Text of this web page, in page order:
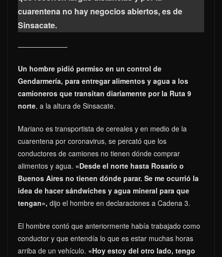
cuarentena no hay negocios abiertos, es de
Sinsacate.
Un hombre pidió permiso en un control de
Gendarmería, para entregar alimentos y agua a los
camioneros que transitan diariamente por la Ruta 9
norte, a la altura de Sinsacate.
Mariano es transportista de cereales y en medio de la
cuarentena por coronavirus, se percató que los
conductores de camiones no tienen dónde comprar
alimentos y agua. «Desde el norte hasta Rosario o
Buenos Aires no tienen dónde parar. Se me ocurrió la
idea de hacer sándwiches y agua mineral para que
tengan», dijo el hombre en declaraciones a Cadena 3.
El hombre contó que anteriormente había trabajado como
conductor y que entendía lo que es estar muchas horas
arriba de un vehículo. «Hoy estoy del otro lado, tengo